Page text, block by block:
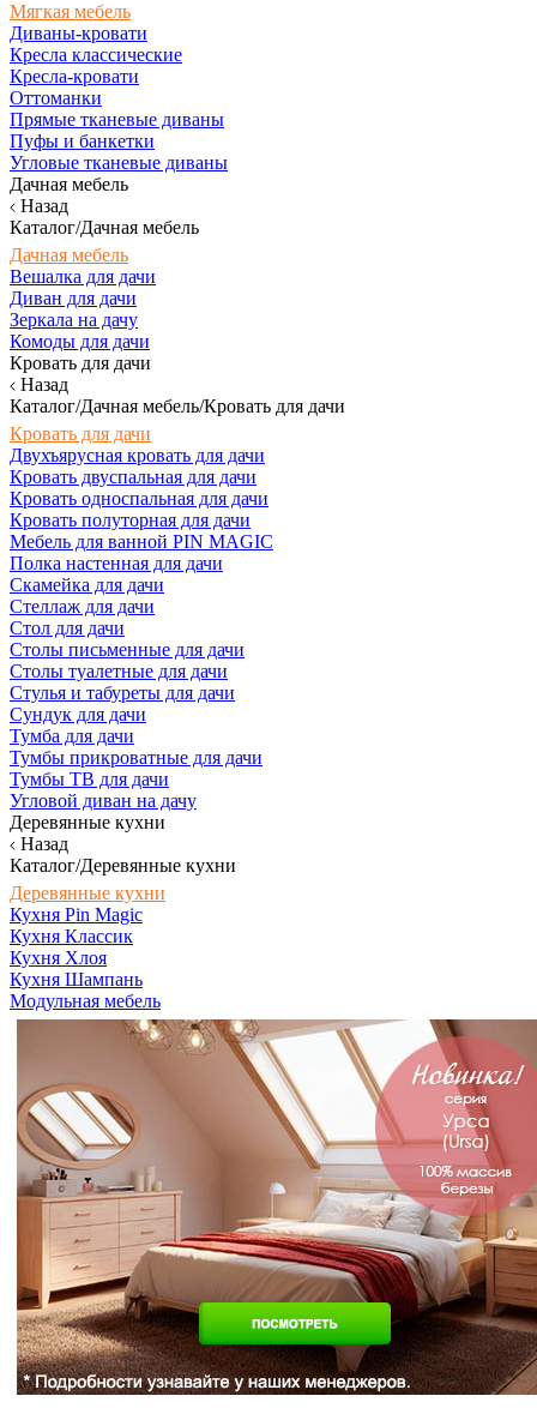
Мягкая мебель
Диваны-кровати
Кресла классические
Кресла-кровати
Оттоманки
Прямые тканевые диваны
Пуфы и банкетки
Угловые тканевые диваны
Дачная мебель
Назад
Каталог/Дачная мебель
Дачная мебель
Вешалка для дачи
Диван для дачи
Зеркала на дачу
Комоды для дачи
Кровать для дачи
Назад
Каталог/Дачная мебель/Кровать для дачи
Кровать для дачи
Двухъярусная кровать для дачи
Кровать двуспальная для дачи
Кровать односпальная для дачи
Кровать полуторная для дачи
Мебель для ванной PIN MAGIC
Полка настенная для дачи
Скамейка для дачи
Стеллаж для дачи
Стол для дачи
Столы письменные для дачи
Столы туалетные для дачи
Стулья и табуреты для дачи
Сундук для дачи
Тумба для дачи
Тумбы прикроватные для дачи
Тумбы ТВ для дачи
Угловой диван на дачу
Деревянные кухни
Назад
Каталог/Деревянные кухни
Деревянные кухни
Кухня Pin Magic
Кухня Классик
Кухня Хлоя
Кухня Шампань
Модульная мебель